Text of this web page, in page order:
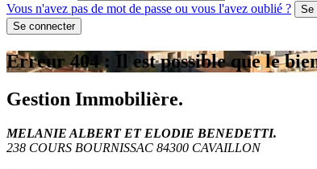
Vous n'avez pas de mot de passe ou vous l'avez oublié ?
Erreur 404 : Il est possible que le
Gestion Immobilière.
MELANIE ALBERT ET ELODIE BENEDETTI.
238 COURS BOURNISSAC 84300 CAVAILLON